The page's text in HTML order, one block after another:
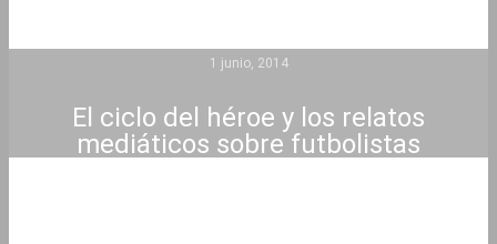
1 junio, 2014
El ciclo del héroe y los relatos
mediáticos sobre futbolistas